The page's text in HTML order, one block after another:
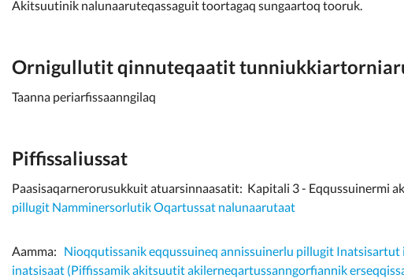
Akitsuutinik nalunaaruteqassaguit toortagaq sungaartoq tooruk.
Ornigullutit qinnuteqaatit
Taanna periarfissaanngilaq
Piffissaliussat
Paasisaqarnerorusukkuit atuarsinnaasatit: Kapitali 3 - Eqqussuinermi
pillugit Namminersorlutik Oqartussat nalunaarutaat
Aamma: Nioqqutissanik eqqussuineq annissuinerlu pillugit
inatsisaat (Piffissamik akitsuutit akilerneqartussanngorfiannik